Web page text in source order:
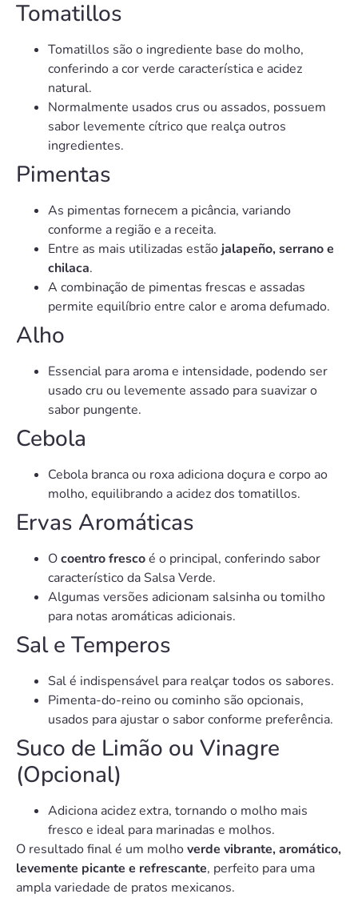
Tomatillos
Tomatillos são o ingrediente base do molho,
conferindo a cor verde característica e acidez
natural.
Normalmente usados crus ou assados, possuem
sabor levemente cítrico que realça outros
ingredientes.
Pimentas
As pimentas fornecem a picância, variando
conforme a região e a receita.
Entre as mais utilizadas estãojalapeño, serrano e
chilaca.
A combinação de pimentas frescas e assadas
permite equilíbrio entre calor e aroma defumado.
Alho
Essencial para aroma e intensidade, podendo ser
usado cru ou levemente assado para suavizar o
sabor pungente.
Cebola
Cebola branca ou roxa adiciona doçura e corpo ao
molho, equilibrando a acidez dos tomatillos.
Ervas Aromáticas
Ocoentro frescoé o principal, conferindo sabor
característico da Salsa Verde.
Algumas versões adicionam salsinha ou tomilho
para notas aromáticas adicionais.
Sal e Temperos
Sal é indispensável para realçar todos os sabores.
Pimenta-do-reino ou cominho são opcionais,
usados para ajustar o sabor conforme preferência.
Suco de Limão ou Vinagre
(Opcional)
Adiciona acidez extra, tornando o molho mais
fresco e ideal para marinadas e molhos.
O resultado final é um molhoverde vibrante, aromático,
levemente picante e refrescante, perfeito para uma
ampla variedade de pratos mexicanos.